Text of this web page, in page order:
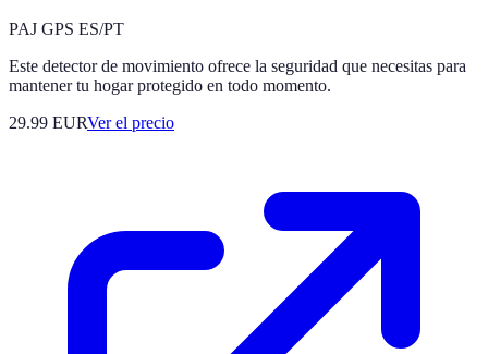
PAJ GPS ES/PT
Este detector de movimiento ofrece la seguridad que necesitas para
mantener tu hogar protegido en todo momento.
29.99 EURVer el precio